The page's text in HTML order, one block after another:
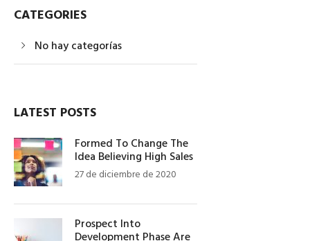
CATEGORIES
No hay categorías
LATEST POSTS
Formed To Change The
Idea Believing High Sales
27 de diciembre de 2020
Prospect Into